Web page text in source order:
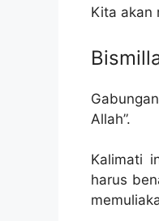
Kita akan
Allah”.
Kalimati
harus